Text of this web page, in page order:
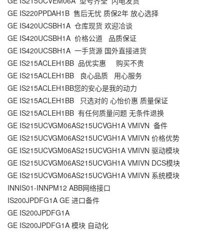
GE IS220PPDAH1B 售后无忧 质保2年 放心选择
GE IS420UCSBH1A 仓库现货 欢迎冾谈
GE IS420UCSBH1A 价格公道 品质保证
GE IS420UCSBH1A 一手货源 国外直接进货
GE IS215ACLEH1BB 品优实惠 购买不贵
GE IS215ACLEH1BB 良心品质 用心服务
GE IS215ACLEH1BB您的安心是我的动力
GE IS215ACLEH1BB 只选对的 心怡价惠 质量保证
GE IS215ACLEH1BB 有任何质量问题 无条件退换
GE IS215UCVGM06AS215UCVGH1A VMIVN 备件
GE IS215UCVGM06AS215UCVGH1A VMIVN 价格优势
GE IS215UCVGM06AS215UCVGH1A VMIVN 驱动模块
GE IS215UCVGM06AS215UCVGH1A VMIVN DCS模块
GE IS215UCVGM06AS215UCVGH1A VMIVN 系统模块
INNIS01-INNPM12 ABB网络接口
IS200JPDFG1A GE 进口备件
GE IS200JPDFG1A
GE IS200JPDFG1A 模块 自动化